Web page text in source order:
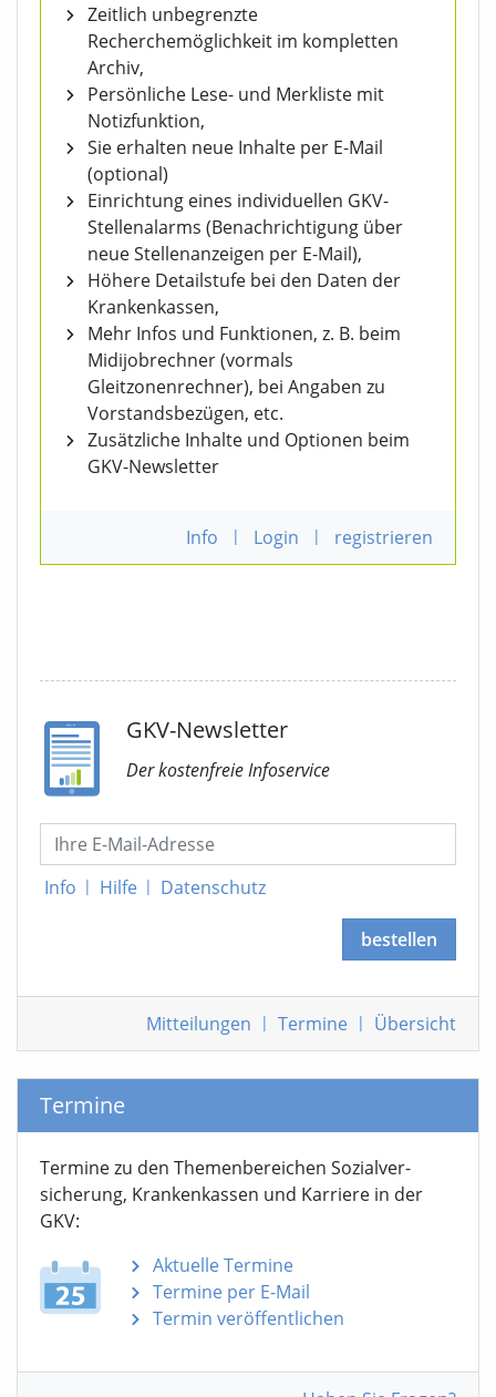
Zeitlich unbegrenzte
Recherchemöglichkeit im kompletten
Archiv,
Persönliche Lese- und Merkliste mit
Notizfunktion,
Sie erhalten neue Inhalte per E-Mail
(optional)
Einrichtung eines individuellen GKV-
Stellenalarms (Benachrichtigung über
neue Stellenanzeigen per E-Mail),
Höhere Detailstufe bei den Daten der
Krankenkassen,
Mehr Infos und Funktionen, z. B. beim
Midijobrechner (vormals
Gleitzonenrechner), bei Angaben zu
Vorstandsbezügen, etc.
Zusätzliche Inhalte und Optionen beim
GKV-Newsletter
Info | Login | registrieren
GKV-Newsletter
Der kostenfreie Infoservice
Info | Hilfe | Datenschutz
bestellen
Mitteilungen | Termine | Übersicht
Termine
Termine zu den Themen­bereichen Sozialver­
sicherung, Krankenkassen und Karriere in der
GKV:
Aktuelle Termine
Termine per E-Mail
Termin veröffentlichen